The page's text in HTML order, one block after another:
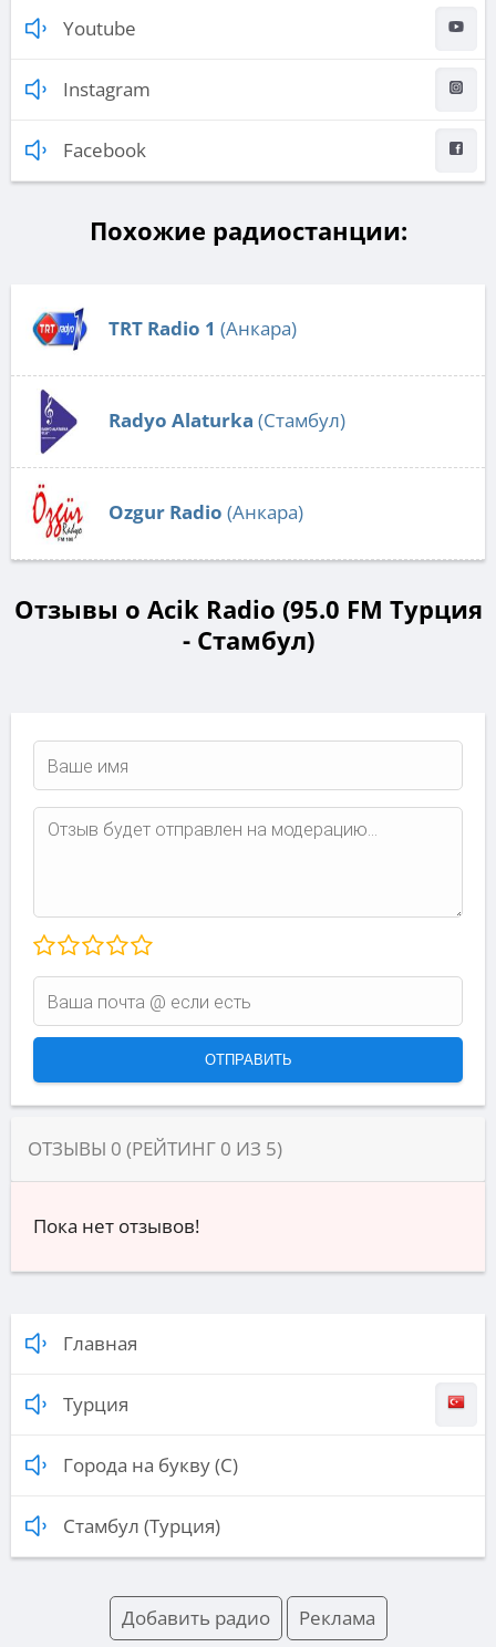
Youtube
Instagram
Facebook
Похожие радиостанции:
TRT Radio 1 (Анкара)
Radyo Alaturka (Стамбул)
Ozgur Radio (Анкара)
Отзывы о Acik Radio (95.0 FM Турция
- Стамбул)
ОТЗЫВЫ 0 (РЕЙТИНГ 0 ИЗ 5)
Пока нет отзывов!
Главная
Турция
Города на букву (С)
Стамбул (Турция)
Добавить радио Реклама